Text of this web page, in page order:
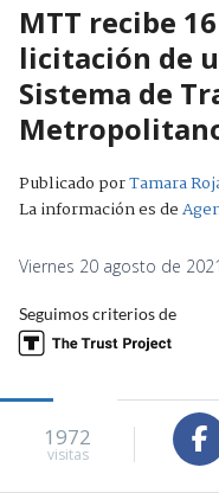
MTT recibe
licitación de
Sistema de
Publicado porTamara
La información es de
Viernes 20 agosto de
Seguimos criterios de
1972
visitas